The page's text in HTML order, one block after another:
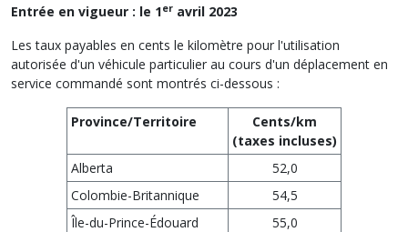
Entrée en vigueur : le 1er avril 2023
Les taux payables en cents le kilomètre pour l'utilisation
autorisée d'un véhicule particulier au cours d'un déplacement en
service commandé sont montrés ci-dessous :
Province/Territoire
Cents/km
(taxes incluses)
Alberta
52,0
Colombie-Britannique
54,5
Île-du-Prince-Édouard
55,0